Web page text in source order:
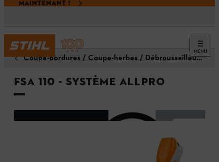
MAINTENANT !
MENU
Coupe-bordures / Coupe-herbes / Débroussailleuses
FSA 110 - Système ALLPRO